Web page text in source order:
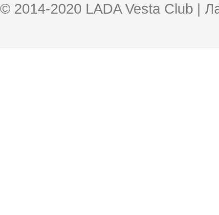
© 2014-2020 LADA Vesta Club |